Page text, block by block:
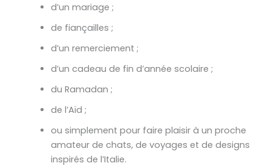
d’un mariage ;
de fiançailles ;
d’un remerciement ;
d’un cadeau de fin d’année scolaire ;
du Ramadan ;
de l’Aïd ;
ou simplement pour faire plaisir à un proche
amateur de chats, de voyages et de designs
inspirés de l’Italie.